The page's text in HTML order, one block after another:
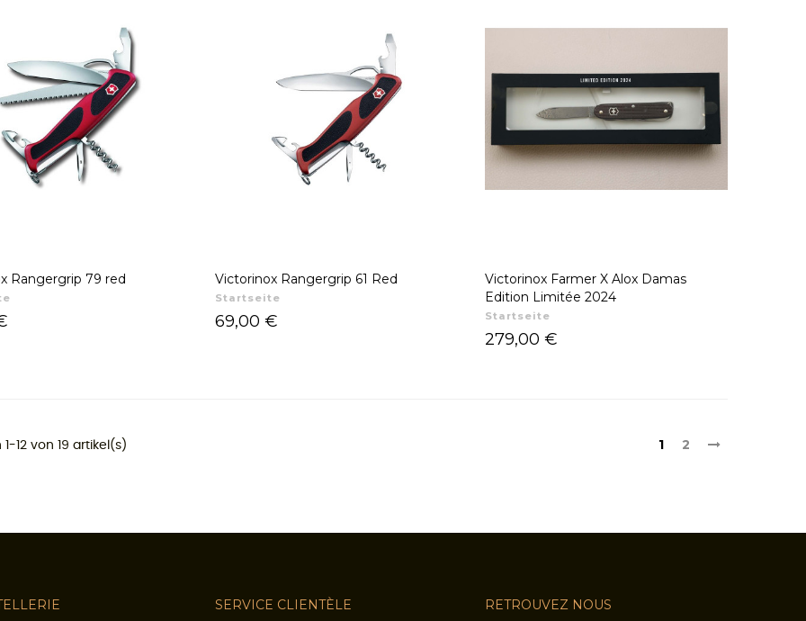
Rangergrip 79 red Victorinox Rangergrip 61 Red
Startseite
Preis
69,00 €
Victorinox Farmer X Alox Damas
Edition Limitée 2024
Startseite
Preis
279,00 €
1-12 von 19 artikel(s) 1 2
SERVICE CLIENTÈLE RETROUVEZ NOUS